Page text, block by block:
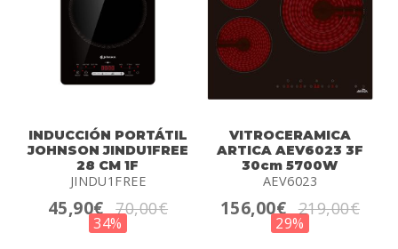
INDUCCIÓN PORTÁTIL
JOHNSON JINDU1FREE
28 CM 1F
JINDU1FREE
45,90€ 70,00€
34%
VITROCERAMICA
ARTICA AEV6023 3F
30cm 5700W
AEV6023
156,00€ 219,00€
29%